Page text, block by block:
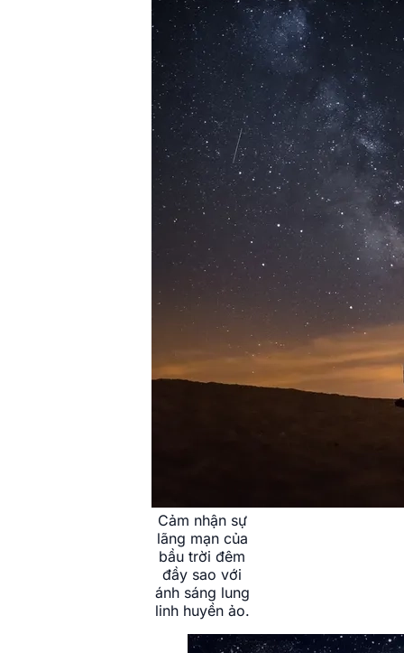
Cảm nhận sự
lãng mạn của
bầu trời đêm
đầy sao với
ánh sáng lung
linh huyền ảo.